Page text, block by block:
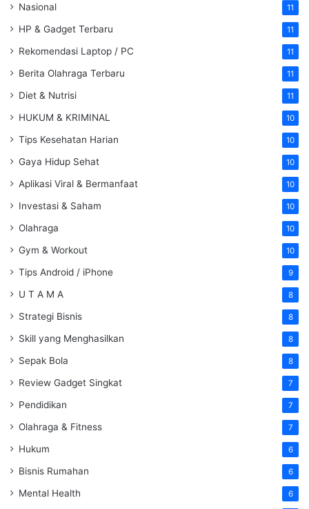
Nasional 11
HP & Gadget Terbaru 11
Rekomendasi Laptop / PC 11
Berita Olahraga Terbaru 11
Diet & Nutrisi 11
HUKUM & KRIMINAL 10
Tips Kesehatan Harian 10
Gaya Hidup Sehat 10
Aplikasi Viral & Bermanfaat 10
Investasi & Saham 10
Olahraga 10
Gym & Workout 10
Tips Android / iPhone 9
U T A M A 8
Strategi Bisnis 8
Skill yang Menghasilkan 8
Sepak Bola 8
Review Gadget Singkat 7
Pendidikan 7
Olahraga & Fitness 7
Hukum 6
Bisnis Rumahan 6
Mental Health 6